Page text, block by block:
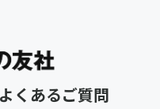
くあるご質問